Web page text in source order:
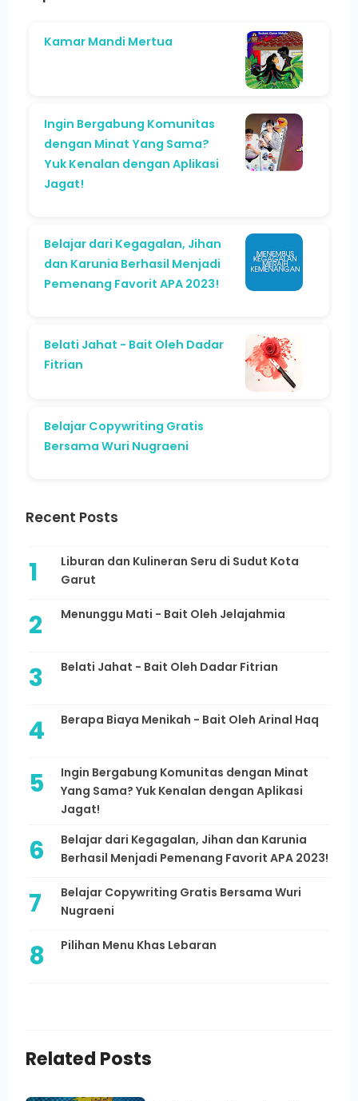
Kamar Mandi Mertua
Ingin Bergabung Komunitas
dengan Minat Yang Sama?
Yuk Kenalan dengan Aplikasi
Jagat!
Belajar dari Kegagalan, Jihan
dan Karunia Berhasil Menjadi
Pemenang Favorit APA 2023!
Belati Jahat - Bait Oleh Dadar
Fitrian
Belajar Copywriting Gratis
Bersama Wuri Nugraeni
Recent Posts
Liburan dan Kulineran Seru di Sudut Kota
Garut
Menunggu Mati - Bait Oleh Jelajahmia
Belati Jahat - Bait Oleh Dadar Fitrian
Berapa Biaya Menikah - Bait Oleh Arinal Haq
Ingin Bergabung Komunitas dengan Minat
Yang Sama? Yuk Kenalan dengan Aplikasi
Jagat!
Belajar dari Kegagalan, Jihan dan Karunia
Berhasil Menjadi Pemenang Favorit APA 2023!
Belajar Copywriting Gratis Bersama Wuri
Nugraeni
Pilihan Menu Khas Lebaran
Related Posts